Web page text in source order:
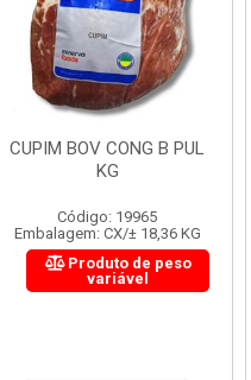
CARNE MOIDA FORTBOI
CX 10KG
Código: 200
Embalagem: KG/10